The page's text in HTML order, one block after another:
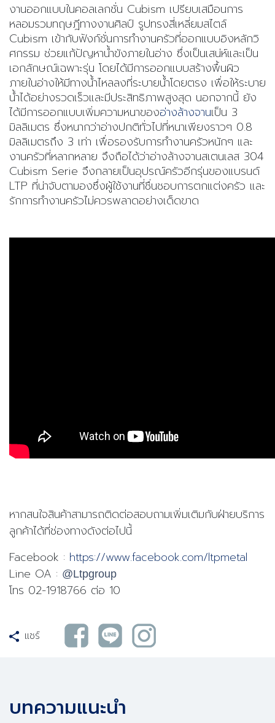
งานออกแบบในคอลเลกชั่น Cubism เปรียบเสมือนการ
หลอมรวมทฤษฎีทางงานศิลป์ รูปทรงสี่เหลี่ยมสไตล์
Cubism เข้ากับฟังก์ชั่นการทำงานครัวที่ออกแบบอิงหลักวิ
ศกรรม ช่วยแก้ปัญหาน้ำขังภายในอ่าง ซึ่งเป็นเสน่ห์และเป็น
เอกลักษณ์เฉพาะรุ่น โดยได้มีการออกแบบสร้างพื้นผิว
ภายในอ่างให้มีทางน้ำไหลลงที่ระบายน้ำโดยตรง เพื่อให้ระบาย
น้ำได้อย่างรวดเร็วและมีประสิทธิภาพสูงสุด นอกจากนี้ ยัง
ได้มีการออกแบบเพิ่มความหนาของอ่างล้างจานเป็น 3
มิลลิเมตร ซึ่งหนากว่าอ่างปกติทั่วไปที่หนาเพียงราวๆ 0.8
มิลลิเมตรถึง 3 เท่า เพื่อรองรับการทำงานครัวหนักๆ และ
งานครัวที่หลากหลาย จึงถือได้ว่าอ่างล้างจานสเตนเลส 304
Cubism Serie จึงกลายเป็นอุปรณ์ครัวอีกรุ่นของแบรนด์
LTP ที่น่าจับตามองซึ่งผู้ใช้งานที่ชื่นชอบการตกแต่งครัว และ
รักการทำงานครัวไม่ควรพลาดอย่างเด็ดขาด
หากสนใจสินค้าสามารถติดต่อสอบถามเพิ่มเติมกับฝ่ายบริการ
ลูกค้าได้ที่ช่องทางดังต่อไปนี้
Facebook : https://www.facebook.com/ltpmetal
Line OA : @Ltpgroup
โทร 02-1918766 ต่อ 10
แชร์
บทความแนะนำ